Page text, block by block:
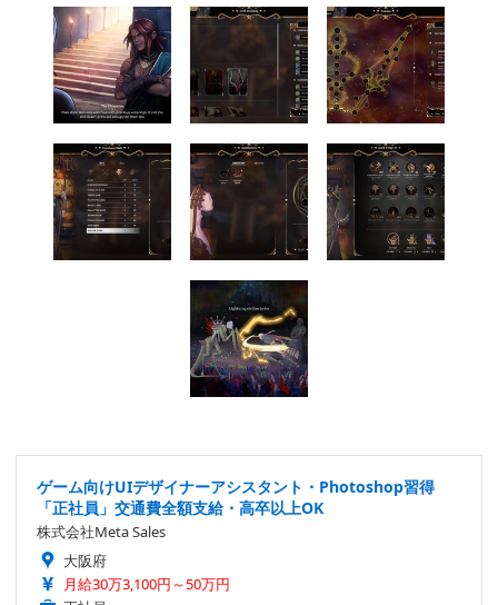
ゲーム向けUIデザイナーアシスタント・Photoshop習得
「正社員」交通費全額支給・高卒以上OK
株式会社Meta Sales
大阪府
月給30万3,100円～50万円